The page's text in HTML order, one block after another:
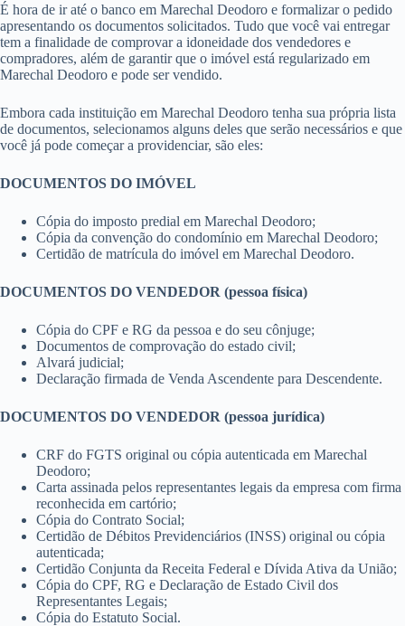
É hora de ir até o banco em Marechal Deodoro e formalizar o pedido
apresentando os documentos solicitados. Tudo que você vai entregar
tem a finalidade de comprovar a idoneidade dos vendedores e
compradores, além de garantir que o imóvel está regularizado em
Marechal Deodoro e pode ser vendido.
Embora cada instituição em Marechal Deodoro tenha sua própria lista
de documentos, selecionamos alguns deles que serão necessários e que
você já pode começar a providenciar, são eles:
DOCUMENTOS DO IMÓVEL
Cópia do imposto predial em Marechal Deodoro;
Cópia da convenção do condomínio em Marechal Deodoro;
Certidão de matrícula do imóvel em Marechal Deodoro.
DOCUMENTOS DO VENDEDOR (pessoa física)
Cópia do CPF e RG da pessoa e do seu cônjuge;
Documentos de comprovação do estado civil;
Alvará judicial;
Declaração firmada de Venda Ascendente para Descendente.
DOCUMENTOS DO VENDEDOR (pessoa jurídica)
CRF do FGTS original ou cópia autenticada em Marechal
Deodoro;
Carta assinada pelos representantes legais da empresa com firma
reconhecida em cartório;
Cópia do Contrato Social;
Certidão de Débitos Previdenciários (INSS) original ou cópia
autenticada;
Certidão Conjunta da Receita Federal e Dívida Ativa da União;
Cópia do CPF, RG e Declaração de Estado Civil dos
Representantes Legais;
Cópia do Estatuto Social.